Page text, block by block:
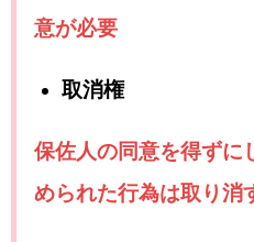
意が必要
取消権
保佐人の同意を得ずに
められた行為は取り消